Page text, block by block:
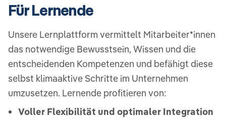
Für Lernende
Unsere Lernplattform vermittelt Mitarbeiter*innen
das notwendige Bewusstsein, Wissen und die
entscheidenden Kompetenzen und befähigt diese
selbst klimaaktive Schritte im Unternehmen
umzusetzen. Lernende profitieren von:
Voller Flexibilität und optimaler Integration